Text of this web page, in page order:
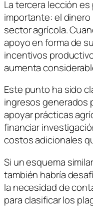
La tercera lección
importante: el
sector agrícola.
apoyo en forma de
incentivos
aumenta
Este punto ha sido
ingresos generados
apoyar prácticas
financiar
costos adicionales
Si un esquema
también habría
la necesidad de
para clasificar los